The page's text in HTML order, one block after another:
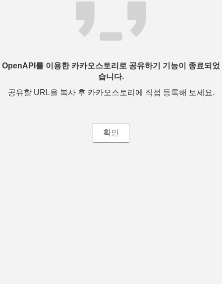
OpenAPI를 이용한 카카오스토리로 공유하기 기능이 종료되었
습니다.
공유할 URL을 복사 후 카카오스토리에 직접 등록해 보세요.
확인